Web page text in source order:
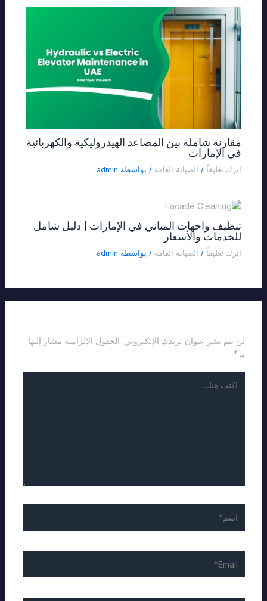
مقارنة شاملة بين المصاعد الهيدروليكية والكهربائية
في الإمارات
اترك تعليقاً / الصيانة العامة / بواسطة admin
تنظيف واجهات المباني في الإمارات | دليل شامل
للخدمات والأسعار
اترك تعليقاً / الصيانة العامة / بواسطة admin
لن يتم نشر عنوان بريدك الإلكتروني. الحقول الإلزامية مشار إليها
بـ *
هنا...